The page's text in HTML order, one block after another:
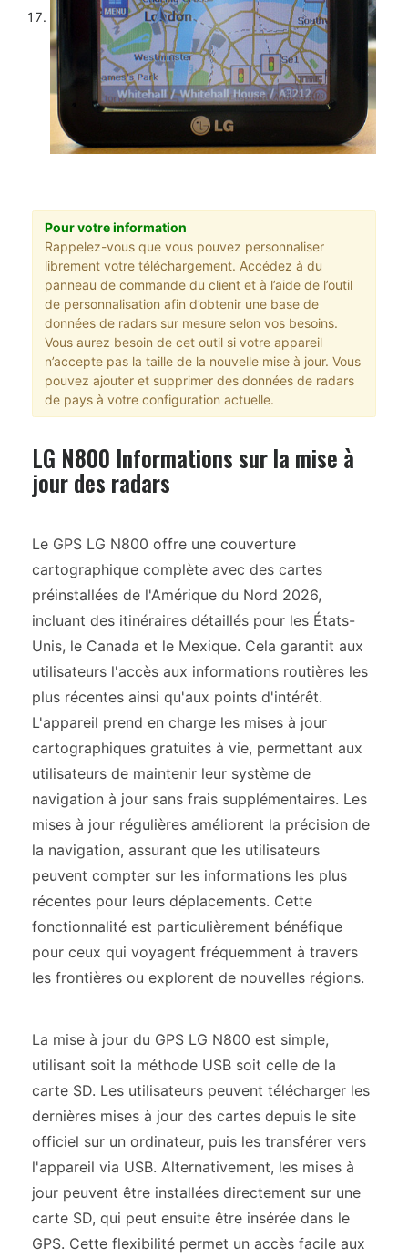
Pour votre information
Rappelez-vous que vous pouvez personnaliser
librement votre téléchargement. Accédez à du
panneau de commande du client et à l’aide de l’outil
de personnalisation afin d’obtenir une base de
données de radars sur mesure selon vos besoins.
Vous aurez besoin de cet outil si votre appareil
n’accepte pas la taille de la nouvelle mise à jour. Vous
pouvez ajouter et supprimer des données de radars
de pays à votre configuration actuelle.
LG N800 Informations sur la mise à
jour des radars
Le GPS LG N800 offre une couverture
cartographique complète avec des cartes
préinstallées de l'Amérique du Nord 2026,
incluant des itinéraires détaillés pour les États-
Unis, le Canada et le Mexique. Cela garantit aux
utilisateurs l'accès aux informations routières les
plus récentes ainsi qu'aux points d'intérêt.
L'appareil prend en charge les mises à jour
cartographiques gratuites à vie, permettant aux
utilisateurs de maintenir leur système de
navigation à jour sans frais supplémentaires. Les
mises à jour régulières améliorent la précision de
la navigation, assurant que les utilisateurs
peuvent compter sur les informations les plus
récentes pour leurs déplacements. Cette
fonctionnalité est particulièrement bénéfique
pour ceux qui voyagent fréquemment à travers
les frontières ou explorent de nouvelles régions.
La mise à jour du GPS LG N800 est simple,
utilisant soit la méthode USB soit celle de la
carte SD. Les utilisateurs peuvent télécharger les
dernières mises à jour des cartes depuis le site
officiel sur un ordinateur, puis les transférer vers
l'appareil via USB. Alternativement, les mises à
jour peuvent être installées directement sur une
carte SD, qui peut ensuite être insérée dans le
GPS. Cette flexibilité permet un accès facile aux